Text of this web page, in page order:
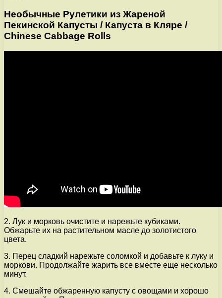
Необычные Рулетики из Жареной
Пекинской Капусты / Капуста в Кляре /
Chinese Cabbage Rolls
2. Лук и морковь очистите и нарежьте кубиками.
Обжарьте их на растительном масле до золотистого
цвета.
3. Перец сладкий нарежьте соломкой и добавьте к луку и
моркови. Продолжайте жарить все вместе еще несколько
минут.
4. Смешайте обжаренную капусту с овощами и хорошо